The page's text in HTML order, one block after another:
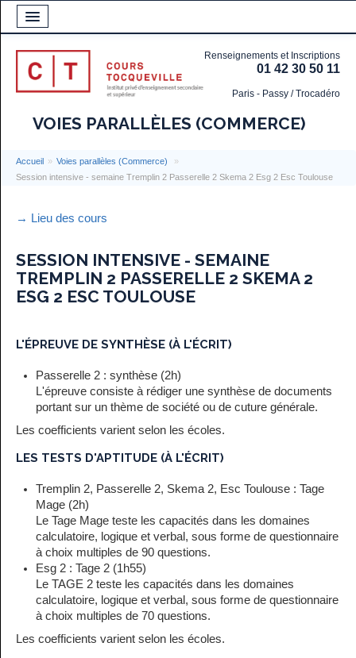
Renseignements et Inscriptions
01 42 30 50 11
Paris - Passy / Trocadéro
VOIES PARALLÈLES (COMMERCE)
Accueil » Voies parallèles (Commerce)
»
Session intensive - semaine Tremplin 2 Passerelle 2 Skema 2 Esg 2 Esc Toulouse
→ Lieu des cours
SESSION INTENSIVE - SEMAINE
TREMPLIN 2 PASSERELLE 2 SKEMA 2
ESG 2 ESC TOULOUSE
L'ÉPREUVE DE SYNTHÈSE (À L'ÉCRIT)
Passerelle 2 : synthèse (2h)
L'épreuve consiste à rédiger une synthèse de documents
portant sur un thème de société ou de cuture générale.
Les coefficients varient selon les écoles.
LES TESTS D'APTITUDE (À L'ÉCRIT)
Tremplin 2, Passerelle 2, Skema 2, Esc Toulouse : Tage
Mage (2h)
Le Tage Mage teste les capacités dans les domaines
calculatoire, logique et verbal, sous forme de questionnaire
à choix multiples de 90 questions.
Esg 2 : Tage 2 (1h55)
Le TAGE 2 teste les capacités dans les domaines
calculatoire, logique et verbal, sous forme de questionnaire
à choix multiples de 70 questions.
Les coefficients varient selon les écoles.